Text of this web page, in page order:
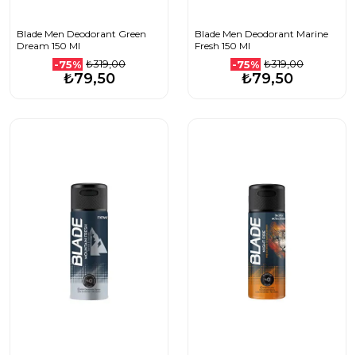
Blade Men Deodorant Green
Dream 150 Ml
-75% ₺319,00
₺79,50
Blade Men Deodorant Marine
Fresh 150 Ml
-75% ₺319,00
₺79,50